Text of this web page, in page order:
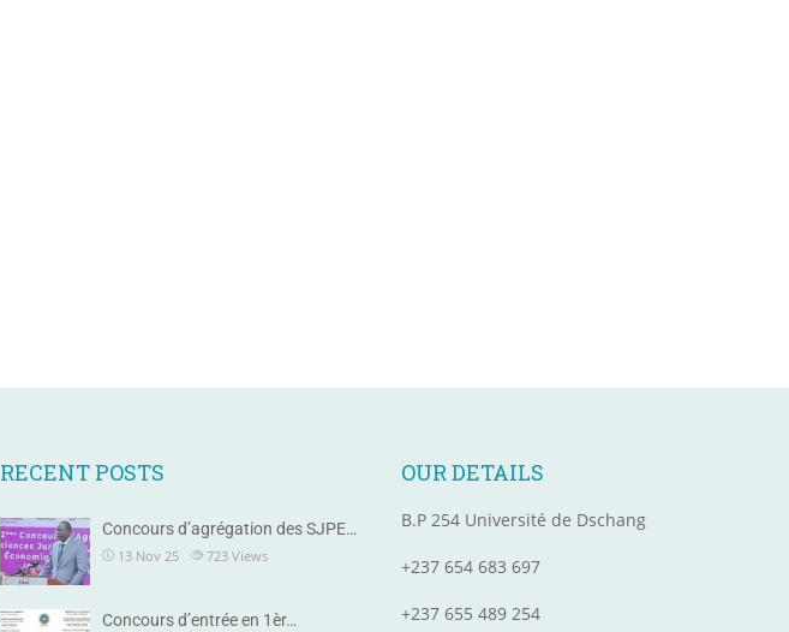
RECENT POSTS
Concours d’agrégation des SJPE…
13 Nov 25 723 Views
Concours d’entrée en 1èr…
OUR DETAILS
B.P 254 Université de Dschang
+237 654 683 697
+237 655 489 254